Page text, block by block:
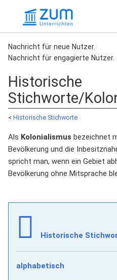
Nachricht für neue Nutzer.
Nachricht für engagierte Nutzer.
Historische
Stichworte/
< Historische Stichworte
Als Kolonialismus bezeichnet
Bevölkerung und die
spricht man, wenn ein Gebiet
Bevölkerung ohne Mitsprache
Historische
alphabetisch